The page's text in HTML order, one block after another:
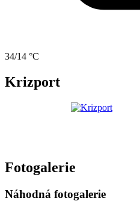
34/14 °C
Krizport
Fotogalerie
Náhodná fotogalerie